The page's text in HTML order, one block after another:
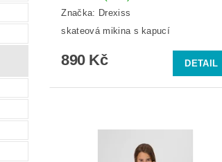
Značka: Drexiss
skateová mikina s kapucí
890 Kč DETAIL